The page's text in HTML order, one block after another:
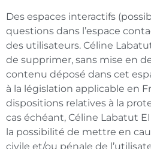
Des espaces interactifs
questions dans l’espace
des utilisateurs. Céline
de supprimer, sans mise en
contenu déposé dans cet
à la législation applicable en
dispositions relatives à la
cas échéant, Céline Labatut
la possibilité de mettre en
civile et/ou pénale de